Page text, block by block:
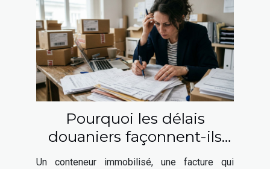
Pourquoi les délais
douaniers façonnent-ils
votre relation fournisseur ?
Un conteneur immobilisé, une facture qui